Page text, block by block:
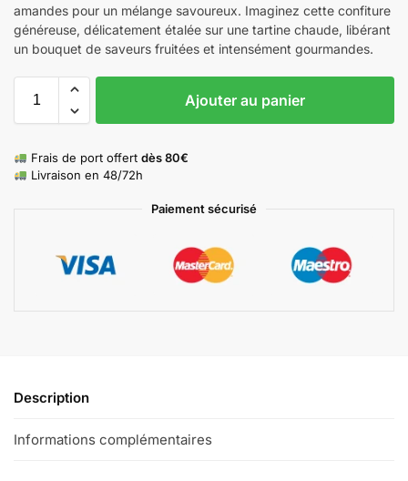
amandes pour un mélange savoureux. Imaginez cette confiture
généreuse, délicatement étalée sur une tartine chaude, libérant
un bouquet de saveurs fruitées et intensément gourmandes.
Ajouter au panier
Frais de port offert dès 80€
Livraison en 48/72h
Paiement sécurisé
Description
Informations complémentaires